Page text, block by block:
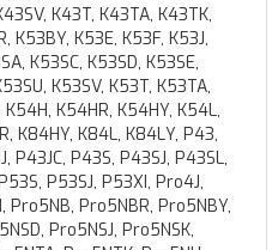
K43T, K43TA, K43TK,
K53BY, K53E, K53F, K53J,
K53SC, K53SD, K53SE,
K53SV, K53T, K53TA,
K54HR, K54HY, K54L,
K84HY, K84L, K84LY, P43,
P43JC, P43S, P43SJ, P43SL,
P53SJ, P53XI, Pro4J,
Pro5NB, Pro5NBR, Pro5NBY,
Pro5NSJ, Pro5NSK,